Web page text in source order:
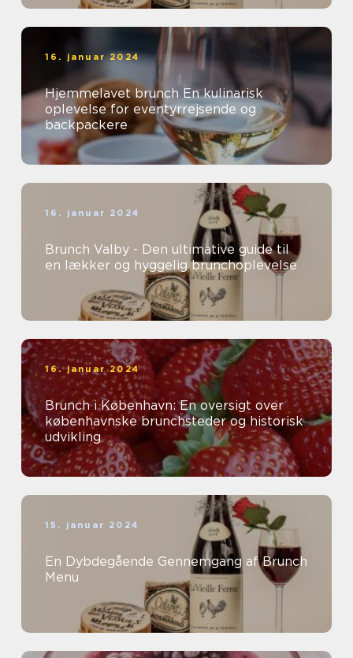
16. januar 2024
Hjemmelavet brunch En kulinarisk
oplevelse for eventyrrejsende og
backpackere
16. januar 2024
Brunch Valby - Den ultimative guide til
en lækker og hyggelig brunchoplevelse
16. januar 2024
Brunch i København: En oversigt over
københavnske brunchsteder og historisk
udvikling
15. januar 2024
En Dybdegående Gennemgang af Brunch
Menu